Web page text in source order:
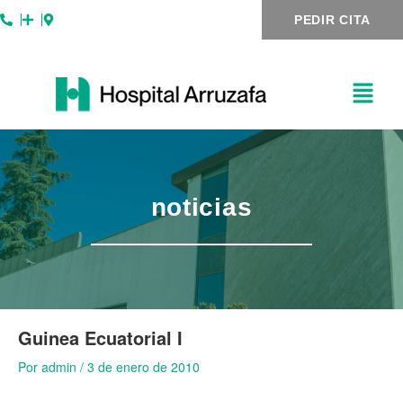
al
PEDIR CITA
noticias
Guinea Ecuatorial I
Por admin / 3 de enero de 2010
de